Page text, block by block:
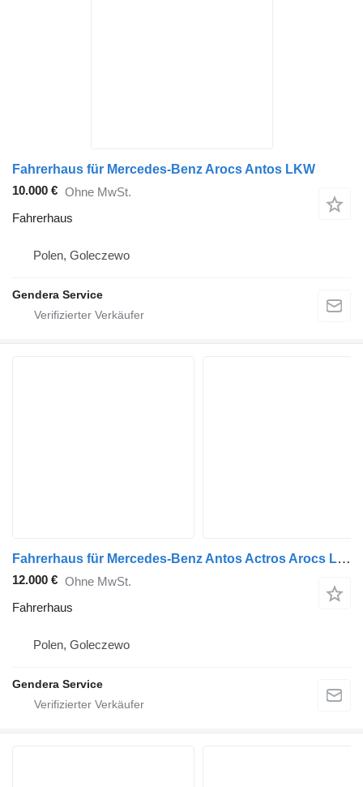
Fahrerhaus für Mercedes-Benz Arocs Antos LKW
10.000 € Ohne MwSt.
Fahrerhaus
Polen, Goleczewo
Gendera Service
Fahrerhaus für Mercedes-Benz Antos Actros Arocs LKW
12.000 € Ohne MwSt.
Fahrerhaus
Polen, Goleczewo
Gendera Service